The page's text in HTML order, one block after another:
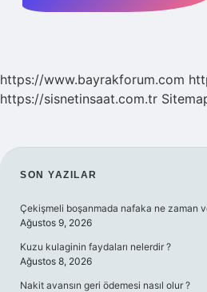
https://www.bayrakforum.com
https://sisnetinsaat.com.tr
SIDEBAR
SON YAZILAR
Çekişmeli boşanmada nafaka ne zaman
Ağustos 9, 2026
Kuzu kulaginin faydaları nelerdir ?
Ağustos 8, 2026
Nakit avansın geri ödemesi nasıl olur ?